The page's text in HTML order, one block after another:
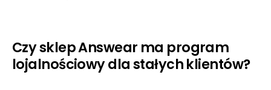
Czy sklep Answear ma program
lojalnościowy dla stałych klientów?